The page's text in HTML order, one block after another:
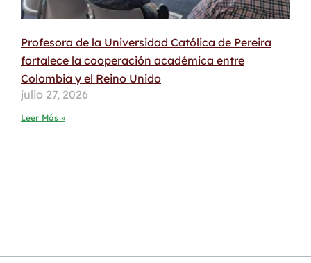
Profesora de la Universidad Católica de Pereira
fortalece la cooperación académica entre
Colombia y el Reino Unido
julio 27, 2026
Leer Más »